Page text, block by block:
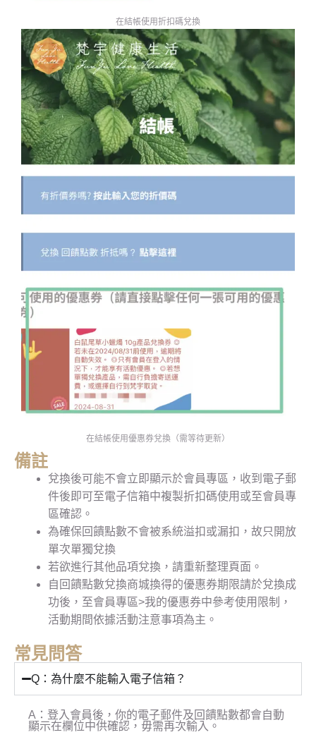
在結帳使用折扣碼兌換
在結帳使用優惠券兌換（需等待更新）
備註
兌換後可能不會立即顯示於會員專區，收到電子郵
件後即可至電子信箱中複製折扣碼使用或至會員專
區確認。
為確保回饋點數不會被系統溢扣或漏扣，故只開放
單次單獨兌換
若欲進行其他品項兌換，請重新整理頁面。
自回饋點數兌換商城換得的優惠券期限請於兌換成
功後，至會員專區>我的優惠券中參考使用限制，
活動期間依據活動注意事項為主。
常見問答
Q：為什麼不能輸入電子信箱？
A：登入會員後，你的電子郵件及回饋點數都會自動
顯示在欄位中供確認，毋需再次輸入。